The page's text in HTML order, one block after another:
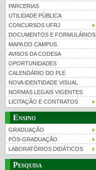
PARCERIAS
UTILIDADE PÚBLICA
CONCURSOS UFRJ
DOCUMENTOS E FORMULÁRIOS
MAPA DO CAMPUS
AVISOS DA CODESA
OPORTUNIDADES
CALENDÁRIO DO PLE
NOVA IDENTIDADE VISUAL
NORMAS LEGAIS VIGENTES
LICITAÇÃO E CONTRATOS
Ensino
GRADUAÇÃO
PÓS-GRADUAÇÃO
LABORATÓRIOS DIDÁTICOS
Pesquisa
UFRJ 100 anos